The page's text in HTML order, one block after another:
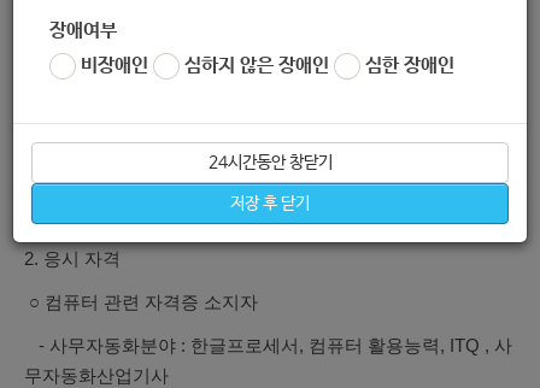
장애여부
비장애인
심하지 않은 장애인 심한 장애인
24시간동안 창닫기
저장 후 닫기
기간
제
근로
명
난대책본부
자가격리전
가격리대상자
일은 월~일
로자와 협
2. 응시 자격
○ 컴퓨터 관련 자격증 소지자
- 사무자동화분야 : 한글프로세서, 컴퓨터 활용능력, ITQ , 사
무자동화산업기사